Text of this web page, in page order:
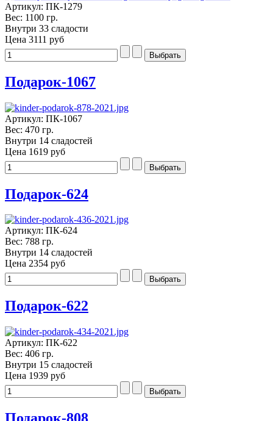
Артикул: ПК-1279
Вес: 1100 гр.
Внутри 33 сладости
Цена 3111 руб
Подарок-1067
Артикул: ПК-1067
Вес: 470 гр.
Внутри 14 сладостей
Цена 1619 руб
Подарок-624
Артикул: ПК-624
Вес: 788 гр.
Внутри 14 сладостей
Цена 2354 руб
Подарок-622
Артикул: ПК-622
Вес: 406 гр.
Внутри 15 сладостей
Цена 1939 руб